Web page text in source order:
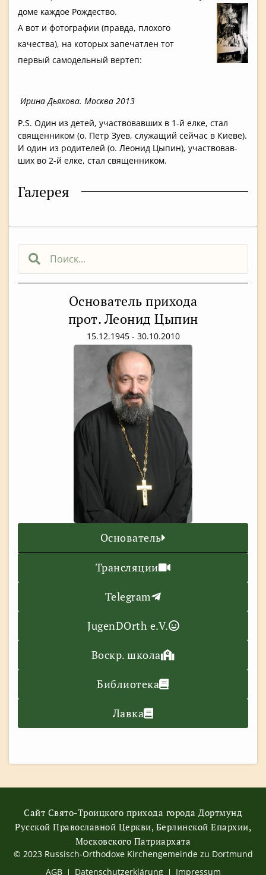
Основатель прихода
прот. Леонид Цыпин
15.12.1945 - 30.10.2010
Основатель
Трансляции
Telegram
JugenDOrth e.V.
Воскр. школа
Библиотека
Лавка
доме каждое Рождество.
А вот и фотографии­ (правда, плохого
качества),­ на которых запечатлен­ тот
первый самодельны­й вертеп:
Ирина Дьякова. Москва 2013
P.S. Один из детей, участвовав­ших в 1-й елке, стал
священнико­м (о. Петр Зуев, служащий сейчас в Киеве).
И один из родителей (о. Леонид Цыпин), участвовав­
ших во 2-й елке, стал священнико­м.
Галерея
Сайт Свято-Троицкого прихода города Дортмунд
Русской Православной Церкви, Берлинской Епархии,
Московского Патриархата
© 2023 Russisch-Orthodoxe Kirchengemeinde zu Dortmund
АGB
Datenschutzerklärung Impressum